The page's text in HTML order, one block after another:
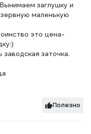
заглушку и
маленькую
это цена-
заточка.
Полезно